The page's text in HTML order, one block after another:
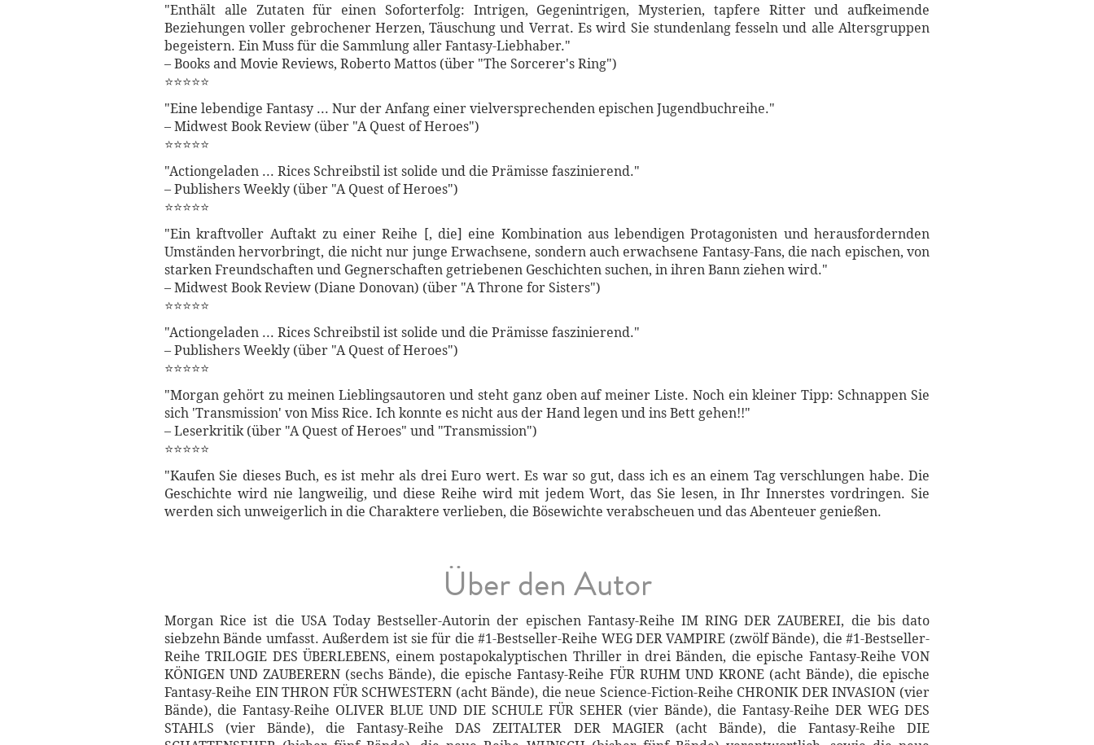
"Enthält alle Zutaten für einen Soforterfolg: Intrigen, Gegenintrigen, Mysterien, tapfere Ritter und aufkeimende
Beziehungen voller gebrochener Herzen, Täuschung und Verrat. Es wird Sie stundenlang fesseln und alle Altersgruppen
begeistern. Ein Muss für die Sammlung aller Fantasy-Liebhaber."
– Books and Movie Reviews, Roberto Mattos (über "The Sorcerer's Ring")
⭐⭐⭐⭐⭐
"Eine lebendige Fantasy ... Nur der Anfang einer vielversprechenden epischen Jugendbuchreihe."
– Midwest Book Review (über "A Quest of Heroes")
⭐⭐⭐⭐⭐
"Actiongeladen ... Rices Schreibstil ist solide und die Prämisse faszinierend."
– Publishers Weekly (über "A Quest of Heroes")
⭐⭐⭐⭐⭐
"Ein kraftvoller Auftakt zu einer Reihe [, die] eine Kombination aus lebendigen Protagonisten und herausfordernden
Umständen hervorbringt, die nicht nur junge Erwachsene, sondern auch erwachsene Fantasy-Fans, die nach epischen, von
starken Freundschaften und Gegnerschaften getriebenen Geschichten suchen, in ihren Bann ziehen wird."
– Midwest Book Review (Diane Donovan) (über "A Throne for Sisters")
⭐⭐⭐⭐⭐
"Actiongeladen ... Rices Schreibstil ist solide und die Prämisse faszinierend."
– Publishers Weekly (über "A Quest of Heroes")
⭐⭐⭐⭐⭐
"Morgan gehört zu meinen Lieblingsautoren und steht ganz oben auf meiner Liste. Noch ein kleiner Tipp: Schnappen Sie
sich 'Transmission' von Miss Rice. Ich konnte es nicht aus der Hand legen und ins Bett gehen!!"
– Leserkritik (über "A Quest of Heroes" und "Transmission")
⭐⭐⭐⭐⭐
"Kaufen Sie dieses Buch, es ist mehr als drei Euro wert. Es war so gut, dass ich es an einem Tag verschlungen habe. Die
Geschichte wird nie langweilig, und diese Reihe wird mit jedem Wort, das Sie lesen, in Ihr Innerstes vordringen. Sie
werden sich unweigerlich in die Charaktere verlieben, die Bösewichte verabscheuen und das Abenteuer genießen.
Über den Autor
Morgan Rice ist die USA Today Bestseller-Autorin der epischen Fantasy-Reihe IM RING DER ZAUBEREI, die bis dato
siebzehn Bände umfasst. Außerdem ist sie für die #1-Bestseller-Reihe WEG DER VAMPIRE (zwölf Bände), die #1-Bestseller-
Reihe TRILOGIE DES ÜBERLEBENS, einem postapokalyptischen Thriller in drei Bänden, die epische Fantasy-Reihe VON
KÖNIGEN UND ZAUBERERN (sechs Bände), die epische Fantasy-Reihe FÜR RUHM UND KRONE (acht Bände), die epische
Fantasy-Reihe EIN THRON FÜR SCHWESTERN (acht Bände), die neue Science-Fiction-Reihe CHRONIK DER INVASION (vier
Bände), die Fantasy-Reihe OLIVER BLUE UND DIE SCHULE FÜR SEHER (vier Bände), die Fantasy-Reihe DER WEG DES
STAHLS (vier Bände), die Fantasy-Reihe DAS ZEITALTER DER MAGIER (acht Bände), die Fantasy-Reihe DIE